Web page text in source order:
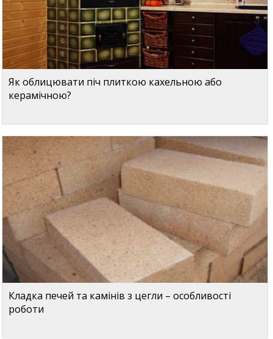
Як облицювати піч плиткою кахельною або
керамічною?
Кладка печей та камінів з цегли – особливості
роботи